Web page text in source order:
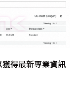
得最新專業資訊